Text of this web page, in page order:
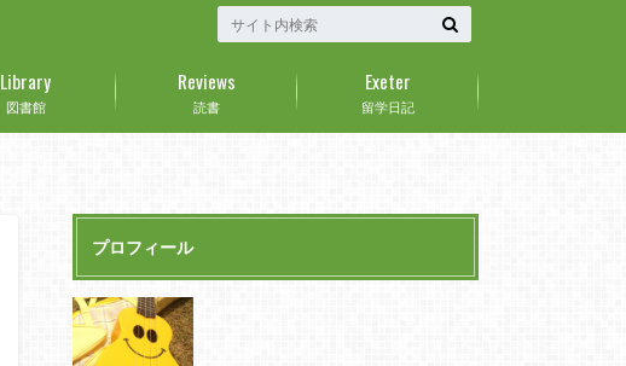
図書館
Library
読書
Reviews
留学日記
Exeter
プロフィール